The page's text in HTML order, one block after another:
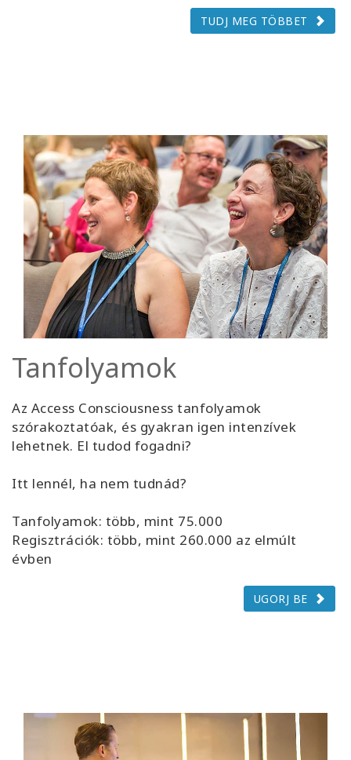
TUDJ MEG TÖBBET
Tanfolyamok
Az Access Consciousness tanfolyamok
szórakoztatóak, és gyakran igen intenzívek
lehetnek. El tudod fogadni?
Itt lennél, ha nem tudnád?
Tanfolyamok: több, mint 75.000
Regisztrációk: több, mint 260.000 az elmúlt
évben
UGORJ BE